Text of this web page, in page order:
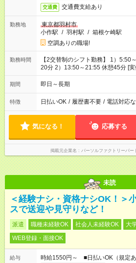
交通費 交通費支給あり
勤務地
東京都羽村市
小作駅 / 羽村駅 / 箱根ケ崎駅
空調ありの職場!
勤務時間
【2交替制のシフト勤務】 1）5:50
20分 2）13:50～21:55 休憩45分 [
期間 即日～長期
特徴 日払いOK / 履歴書不要 / 電話対応
気になる！ 応募する
掲載元企業名 パーソルファクトリーパー
未読
＜経験ナシ・資格ナシOK！＞
スで送迎や見守りなど！
派遣 職種未経験OK 社会人未経験OK 大
WEB登録・面接OK
給与
時給1550円～ ■日払いOK（規定あ